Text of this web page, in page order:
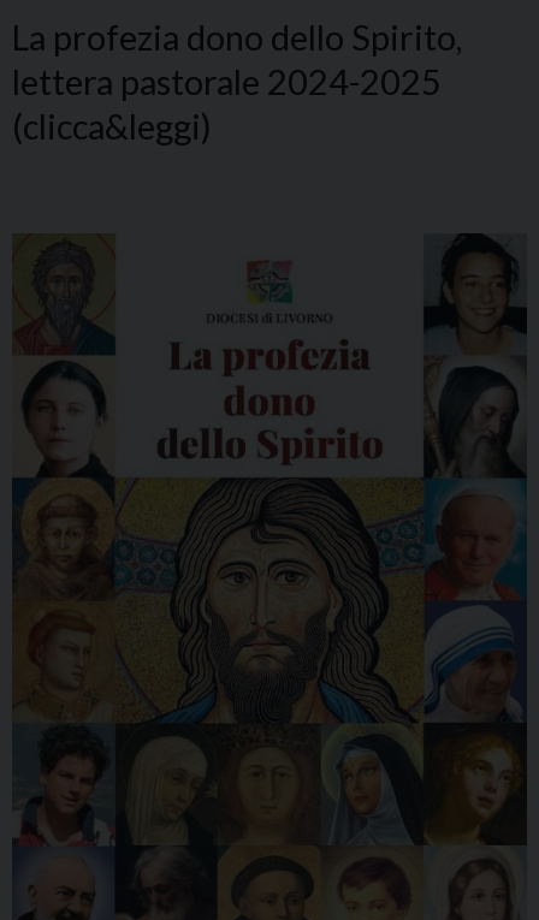
La profezia dono dello Spirito,
lettera pastorale 2024-2025
(clicca&leggi)